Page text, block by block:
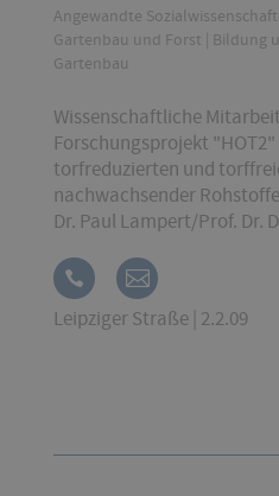
Angewandte
Gartenbau und Forst | Bildung
Gartenbau
Wissenschaftliche
Forschungsprojekt
torfreduzierten und
nachwachsender
Dr. Paul Lampert/Prof. Dr.
Leipziger Straße | 2.2.09